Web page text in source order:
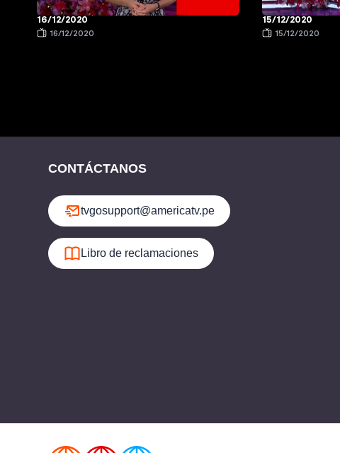
16/12/2020
16/12/2020
15/12/2020
15/12/2020
CONTÁCTANOS
tvgosupport@americatv.pe
Libro de reclamaciones